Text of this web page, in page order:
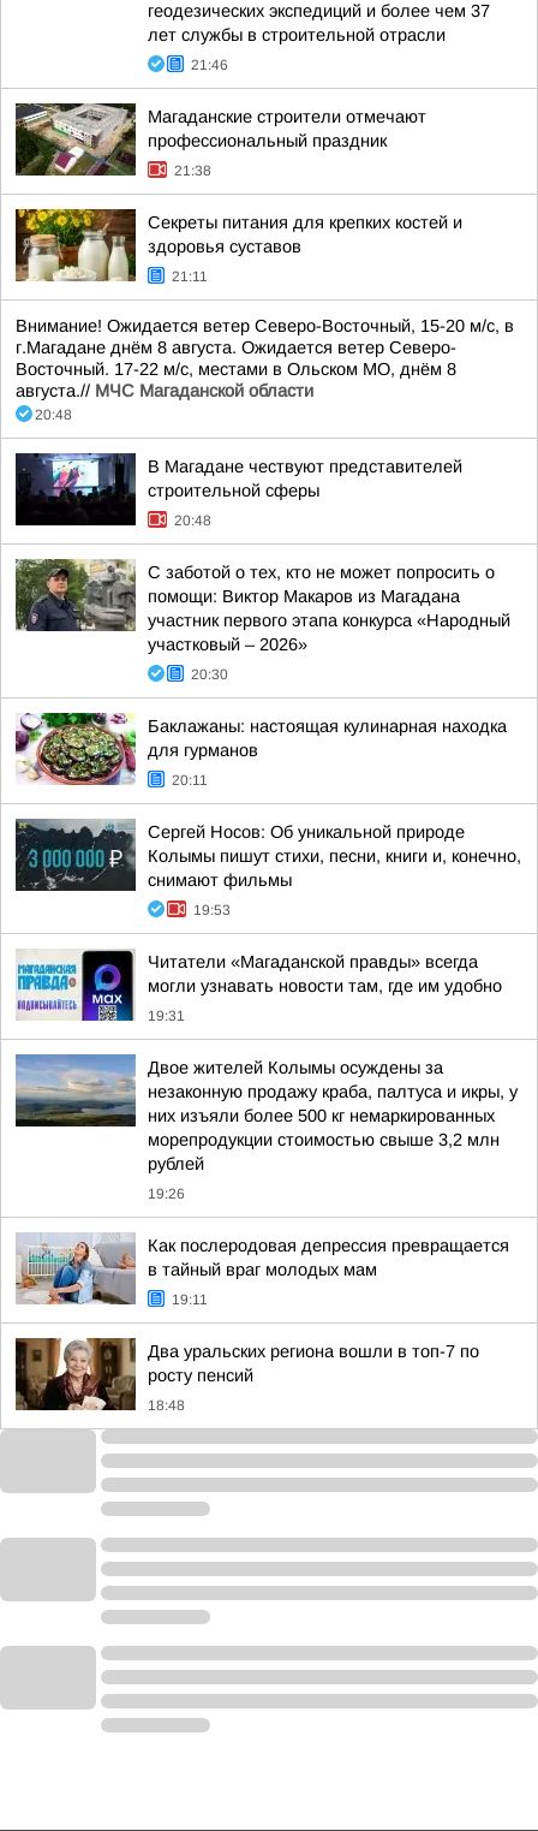
геодезических экспедиций и более чем 37
лет службы в строительной отрасли
21:46
Магаданские строители отмечают
профессиональный праздник
21:38
Секреты питания для крепких костей и
здоровья суставов
21:11
Внимание! Ожидается ветер Северо-Восточный, 15-20 м/с, в
г.Магадане днём 8 августа. Ожидается ветер Северо-
Восточный. 17-22 м/с, местами в Ольском МО, днём 8
августа.// МЧС Магаданской области
20:48
В Магадане чествуют представителей
строительной сферы
20:48
С заботой о тех, кто не может попросить о
помощи: Виктор Макаров из Магадана
участник первого этапа конкурса «Народный
участковый – 2026»
20:30
Баклажаны: настоящая кулинарная находка
для гурманов
20:11
Сергей Носов: Об уникальной природе
Колымы пишут стихи, песни, книги и, конечно,
снимают фильмы
19:53
Читатели «Магаданской правды» всегда
могли узнавать новости там, где им удобно
19:31
Двое жителей Колымы осуждены за
незаконную продажу краба, палтуса и икры, у
них изъяли более 500 кг немаркированных
морепродукции стоимостью свыше 3,2 млн
рублей
19:26
Как послеродовая депрессия превращается
в тайный враг молодых мам
19:11
Два уральских региона вошли в топ-7 по
росту пенсий
18:48